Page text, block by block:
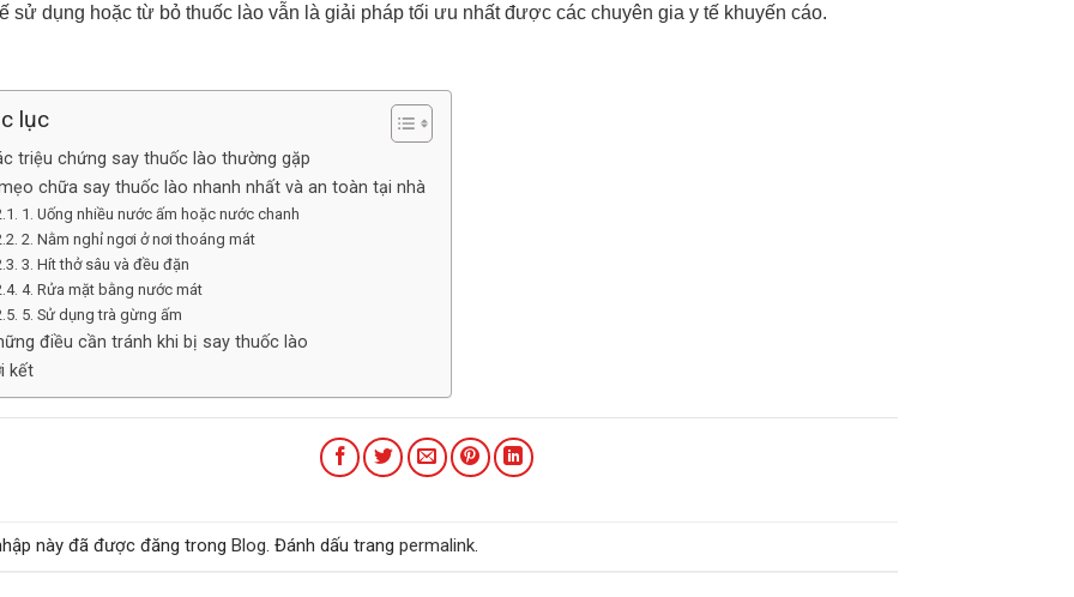
sử dụng hoặc từ bỏ thuốc lào vẫn là giải pháp tối ưu nhất được các chuyên gia y tế khuyến cáo.
lục
triệu chứng say thuốc lào thường gặp
chữa say thuốc lào nhanh nhất và an toàn tại nhà
1. Uống nhiều nước ấm hoặc nước chanh
2. Nằm nghỉ ngơi ở nơi thoáng mát
3. Hít thở sâu và đều đặn
4. Rửa mặt bằng nước mát
5. Sử dụng trà gừng ấm
điều cần tránh khi bị say thuốc lào
kết
này đã được đăng trong Blog. Đánh dấu trang permalink.